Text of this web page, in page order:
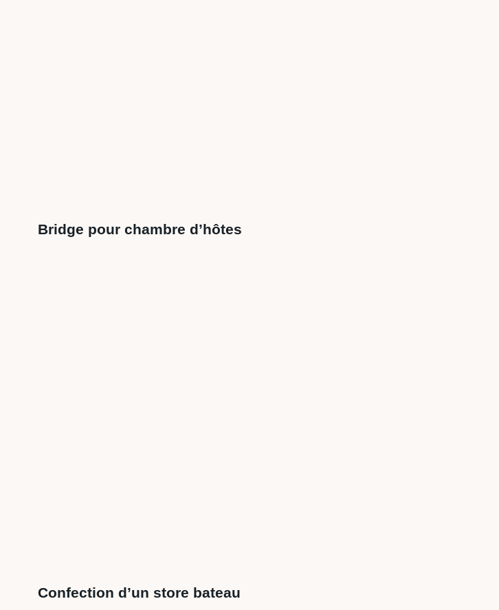
Bridge pour chambre d’hôtes
Confection d’un store bateau